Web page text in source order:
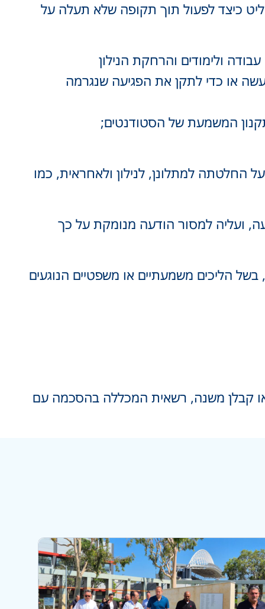
המנהל או דיקן הסטודנטים יחליט כיצד לפעול תוך תקופה שלא תעלה על
ולימודים והרחקת הנילון
או כדי לתקן את הפגיעה שנגרמה
המשמעת של הסטודנטים;
למתלונן, לנילון ולאחראית, כמו
ועליה למסור הודעה מנומקת על כך
הליכים משמעתיים או משפטיים הנוגעים
קבלן משנה, רשאית המכללה בהסכמה עם